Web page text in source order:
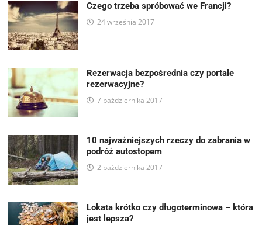
Czego trzeba spróbować we Francji?
24 września 2017
Rezerwacja bezpośrednia czy portale
rezerwacyjne?
7 października 2017
10 najważniejszych rzeczy do zabrania w
podróż autostopem
2 października 2017
Lokata krótko czy długoterminowa – która
jest lepsza?